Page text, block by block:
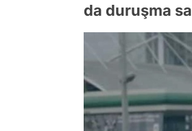
da duruşma